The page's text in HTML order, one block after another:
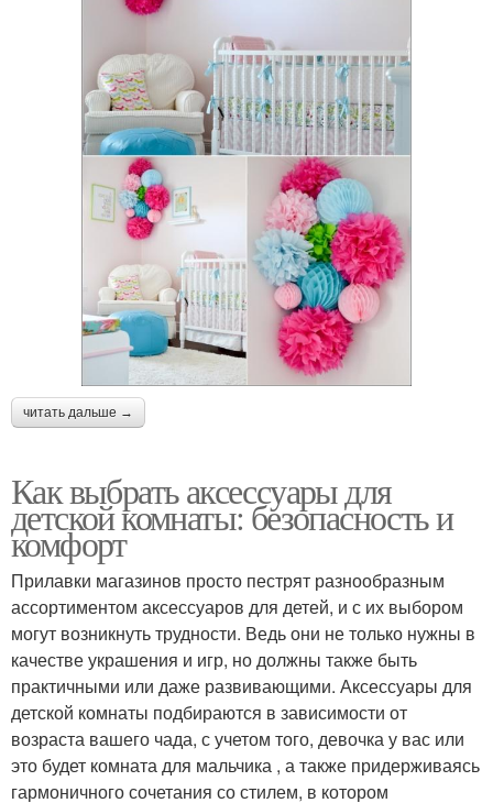
читать дальше →
Как выбрать аксессуары для
детской комнаты: безопасность и
комфорт
Прилавки магазинов просто пестрят разнообразным
ассортиментом аксессуаров для детей, и с их выбором
могут возникнуть трудности. Ведь они не только нужны в
качестве украшения и игр, но должны также быть
практичными или даже развивающими. Аксессуары для
детской комнаты подбираются в зависимости от
возраста вашего чада, с учетом того, девочка у вас или
это будет комната для мальчика , а также придерживаясь
гармоничного сочетания со стилем, в котором